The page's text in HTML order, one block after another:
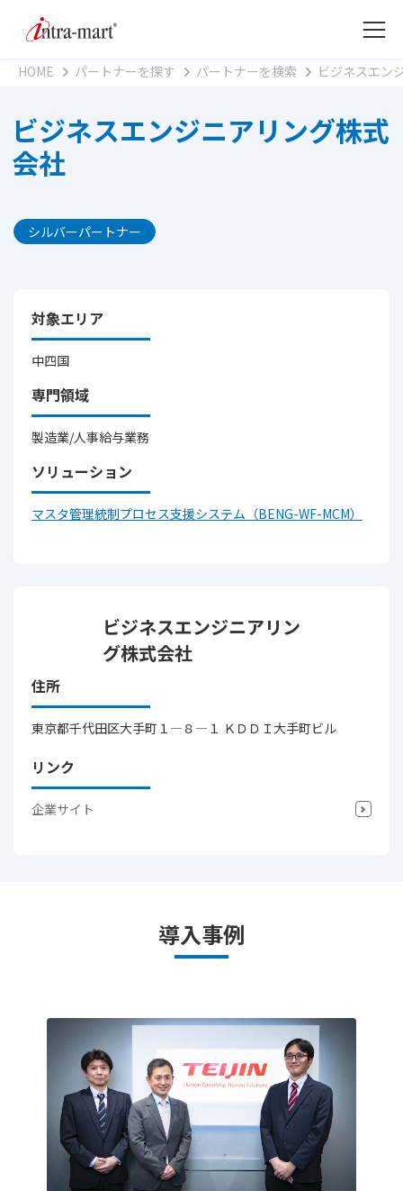
HOME パートナーを探す パートナーを検索 ビジネスエン
ビジネスエンジニアリング株式
会社
ビジネスエンジニアリン
グ株式会社
住所
東京都千代田区大手町１―８―１ ＫＤＤＩ大手町ビル
リンク
企業サイト
シルバーパートナー
対象エリア
中四国
専門領域
製造業/人事給与業務
ソリューション
マスタ管理統制プロセス支援システム（BENG-WF-MCM）
導入事例